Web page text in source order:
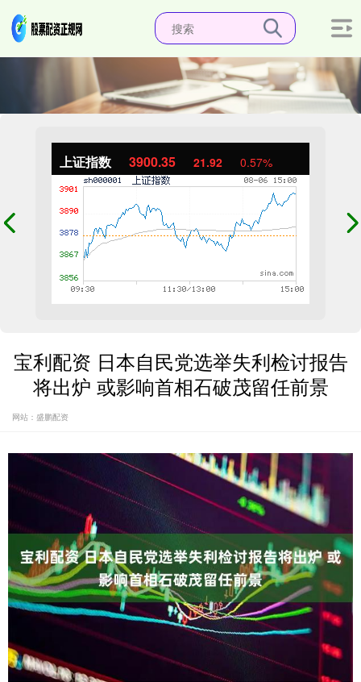
上证指数 3900.35 21.92 0.57%
宝利配资 日本自民党选举失利检讨报告
将出炉 或影响首相石破茂留任前景
网站：盛鹏配资